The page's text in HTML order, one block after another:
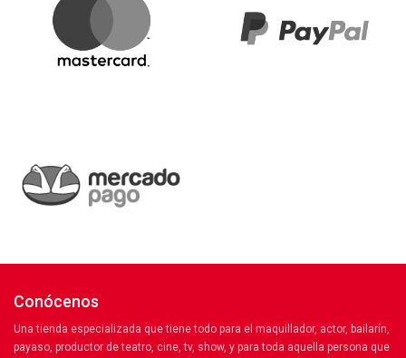
Conócenos
Una tienda especializada que tiene todo para el maquillador, actor, bailarín,
payaso, productor de teatro, cine, tv, show, y para toda aquella persona que